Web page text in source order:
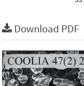
Download PDF